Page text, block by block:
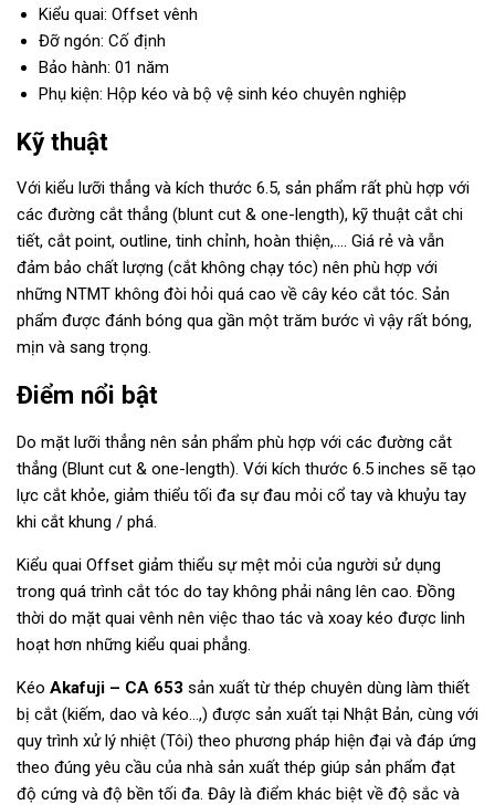
Kiểu quai: Offset vênh
Đỡ ngón: Cố định
Bảo hành: 01 năm
Phụ kiện: Hộp kéo và bộ vệ sinh kéo chuyên nghiệp
Kỹ thuật
Với kiểu lưỡi thẳng và kích thước 6.5, sản phẩm rất phù hợp với
các đường cắt thẳng (blunt cut & one-length), kỹ thuật cắt chi
tiết, cắt point, outline, tinh chỉnh, hoàn thiện,…. Giá rẻ và vẫn
đảm bảo chất lượng (cắt không chạy tóc) nên phù hợp với
những NTMT không đòi hỏi quá cao về cây kéo cắt tóc. Sản
phẩm được đánh bóng qua gần một trăm bước vì vậy rất bóng,
mịn và sang trọng.
Điểm nổi bật
Do mặt lưỡi thẳng nên sản phẩm phù hợp với các đường cắt
thẳng (Blunt cut & one-length). Với kích thước 6.5 inches sẽ tạo
lực cắt khỏe, giảm thiểu tối đa sự đau mỏi cổ tay và khuỷu tay
khi cắt khung / phá.
Kiểu quai Offset giảm thiểu sự mệt mỏi của người sử dụng
trong quá trình cắt tóc do tay không phải nâng lên cao. Đồng
thời do mặt quai vênh nên việc thao tác và xoay kéo được linh
hoạt hơn những kiểu quai phẳng.
Kéo Akafuji – CA 653 sản xuất từ thép chuyên dùng làm thiết
bị cắt (kiếm, dao và kéo…,) được sản xuất tại Nhật Bản, cùng với
quy trình xử lý nhiệt (Tôi) theo phương pháp hiện đại và đáp ứng
theo đúng yêu cầu của nhà sản xuất thép giúp sản phẩm đạt
độ cứng và độ bền tối đa. Đây là điểm khác biệt về độ sắc và